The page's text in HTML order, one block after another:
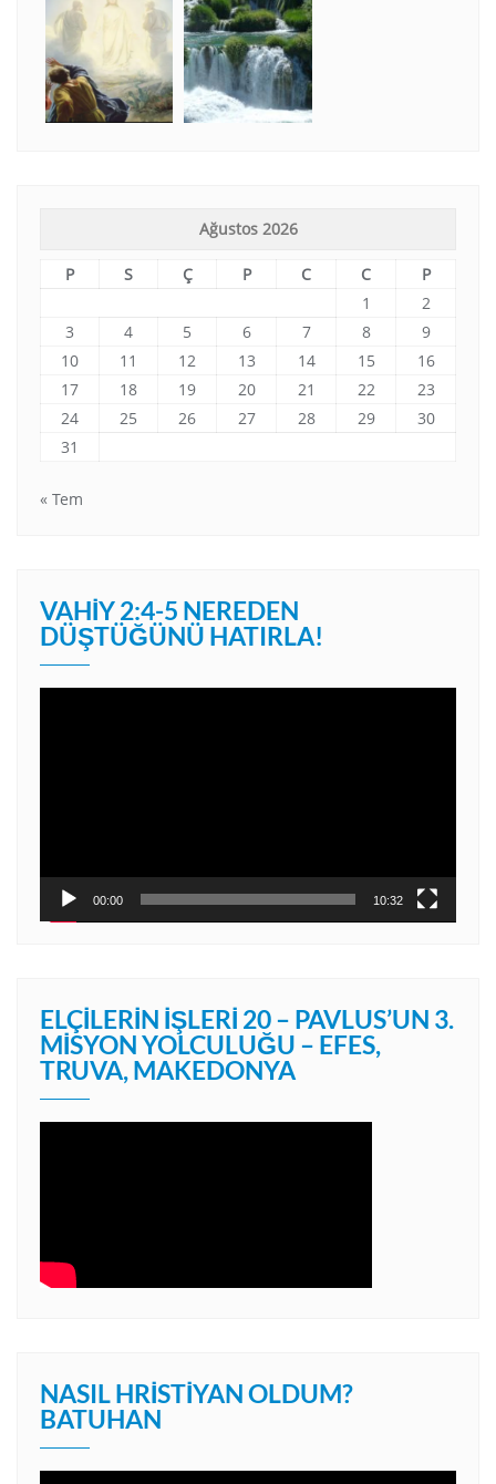
Ağustos 2026
P S Ç P C C
P
1
2
3
4 5 6 7 8
9
10
11 12 13 14 15
16
17
18 19 20 21 22
23
24
25 26 27 28 29
30
31
« Tem
VAHIY 2:4-5 NEREDEN
DÜŞTÜĞÜNÜ HATIRLA!
00:00 10:32
ELÇILERIN İŞLERI 20 – PAVLUS’UN 3.
MISYON YOLCULUĞU – EFES,
TRUVA, MAKEDONYA
NASIL HRISTIYAN OLDUM?
BATUHAN